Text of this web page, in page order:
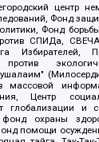
центр
Фонд
Фонд
СПИДа, СВЕЧА,
Избирателей,
массовой
Центр
глобализации и
фонд охраны
помощи